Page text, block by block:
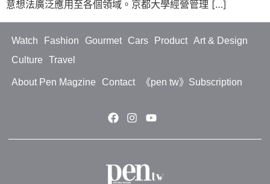
意想法廣泛應用至各個領域。京都大學經營管理 […]
Watch Fashion Gourmet Cars Product
Art & Design
Culture
Travel
About Pen Magzine Contact 《pen tw》Subscription